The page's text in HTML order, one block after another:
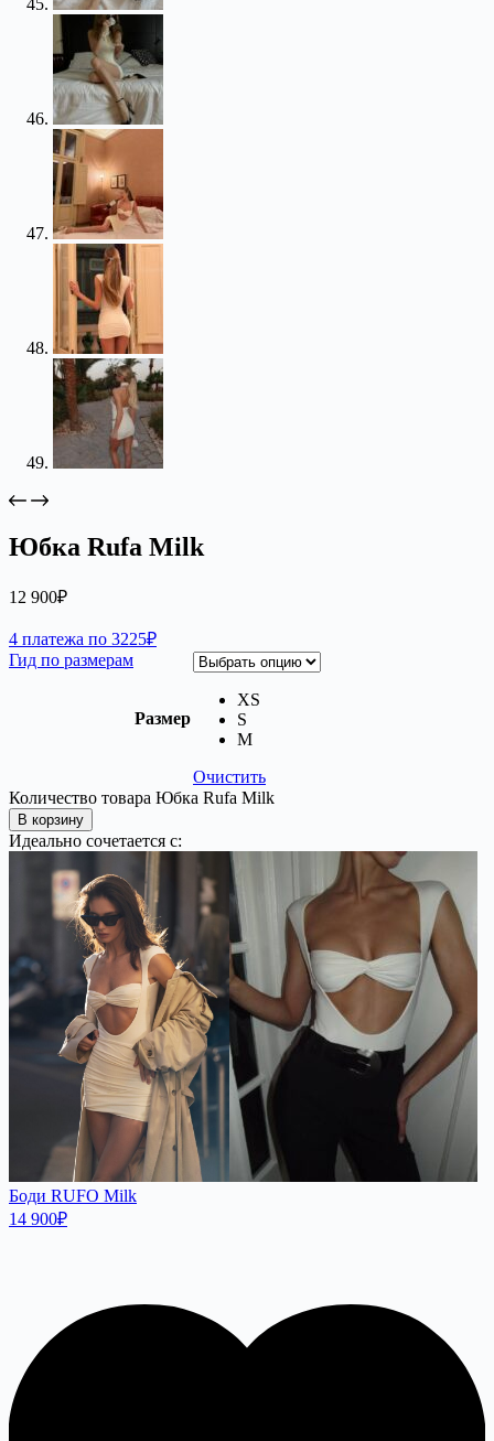
Юбка Rufa Milk
12 900₽
4 платежа по 3225₽
Гид по размерам
Размер
XS
S
M
Очистить
Количество товара Юбка Rufa Milk
В корзину
Идеально сочетается с:
Боди RUFO Milk
14 900₽